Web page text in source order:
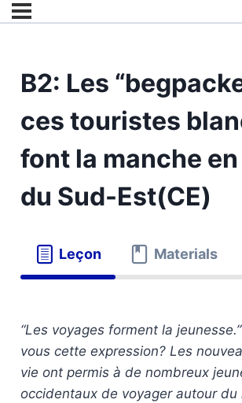
B2: Les
ces touristes
font la manche
du Sud-Est(CE)
Leçon Materials
“Les voyages forment la
vous cette expression? Les
vie ont permis à de nombreux
occidentaux de voyager autour du